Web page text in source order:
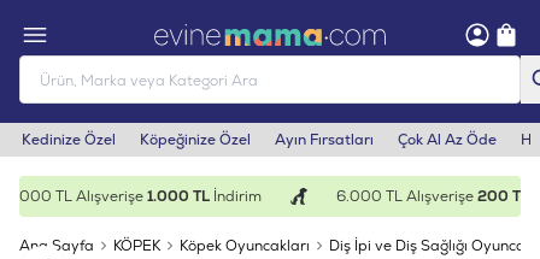
Kedinize Özel Köpeğinize Özel Ayın Fırsatları Çok Al Az Öde
TL Alışverişe1.000 TLİndirim 6.000 TL Alışverişe200 TL
Ana Sayfa KÖPEK Köpek Oyuncakları
Diş İpi ve Diş Sağlığı